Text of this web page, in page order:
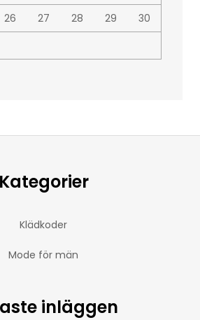
26 27 28 29
30
Kategorier
Klädkoder
Mode för män
inläggen